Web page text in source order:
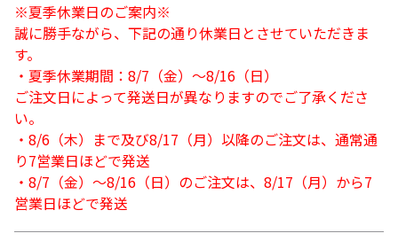
※夏季休業日のご案内※
誠に勝手ながら、下記の通り休業日とさせていただきま
す。
・夏季休業期間：8/7（金）～8/16（日）
ご注文日によって発送日が異なりますのでご了承くださ
い。
・8/6（木）まで及び8/17（月）以降のご注文は、通常通
り7営業日ほどで発送
・8/7（金）～8/16（日）のご注文は、8/17（月）から7
営業日ほどで発送